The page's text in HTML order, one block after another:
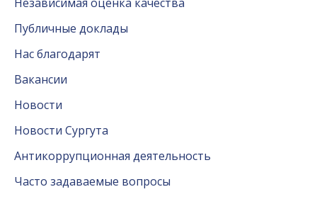
Публичные доклады
Нас благодарят
Вакансии
Новости
Новости Сургута
Антикоррупционная деятельность
Часто задаваемые вопросы